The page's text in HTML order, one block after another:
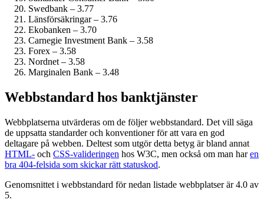
Swedbank – 3.77
Länsförsäkringar – 3.76
Ekobanken – 3.70
Carnegie Investment Bank – 3.58
Forex – 3.58
Nordnet – 3.58
Marginalen Bank – 3.48
Webbstandard hos banktjänster
Webbplatserna utvärderas om de följer webbstandard. Det vill säga
de uppsatta standarder och konventioner för att vara en god
deltagare på webben. Deltest som utgör detta betyg är bland annat
HTML- och CSS-valideringen hos W3C, men också om man haren
bra 404-felsida som skickar rätt statuskod.
Genomsnittet i webbstandard för nedan listade webbplatser är 4.0 av
5.